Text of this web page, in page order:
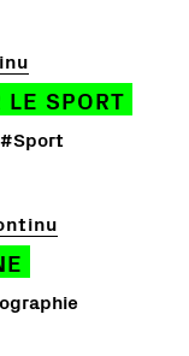
LE SPORT
#Sport